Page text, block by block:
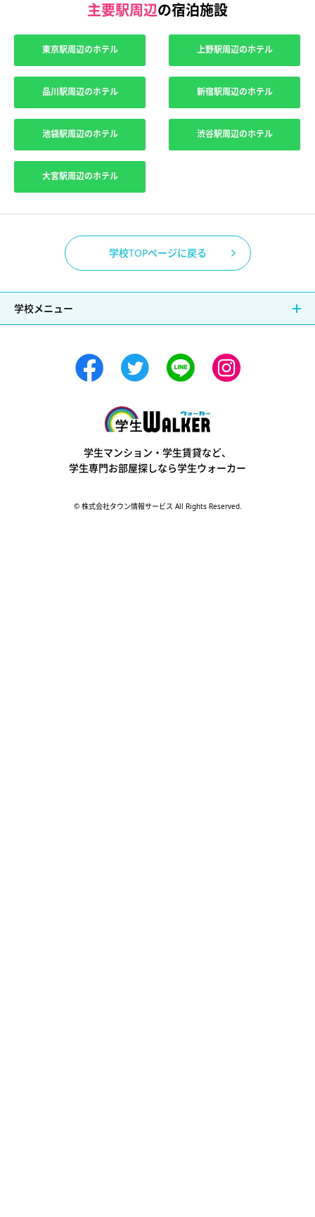
主要駅周辺の宿泊施設
東京駅周辺のホテル 上野駅周辺のホテル
品川駅周辺のホテル 新宿駅周辺のホテル
池袋駅周辺のホテル 渋谷駅周辺のホテル
大宮駅周辺のホテル
学校TOPページに戻る
学校メニュー
学生マンション・学生賃貸など、
学生専門お部屋探しなら学生ウォーカー
© 株式会社タウン情報サービス All Rights Reserved.